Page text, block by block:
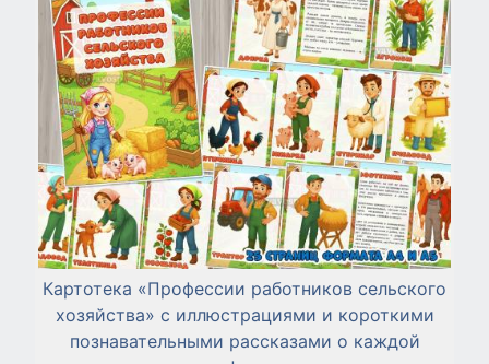
Картотека «Профессии работников сельского
хозяйства» с иллюстрациями и короткими
познавательными рассказами о каждой